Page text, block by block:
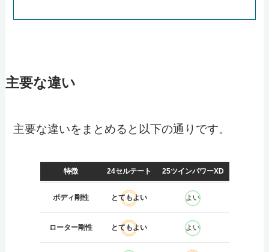
主要な違い
主要な違いをまとめると以下の通りです。
特徴 24セルテート 25ツインパワーXD
ボディ剛性 とてもよい よい
ローター剛性 とてもよい よい